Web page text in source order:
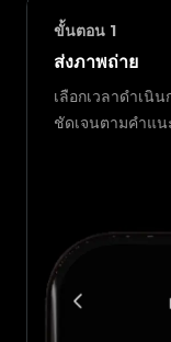
ขั้นตอน 1
ส่งภาพถ่าย
เลือกเวลาดำเนิ
ชัดเจนตามคำแน